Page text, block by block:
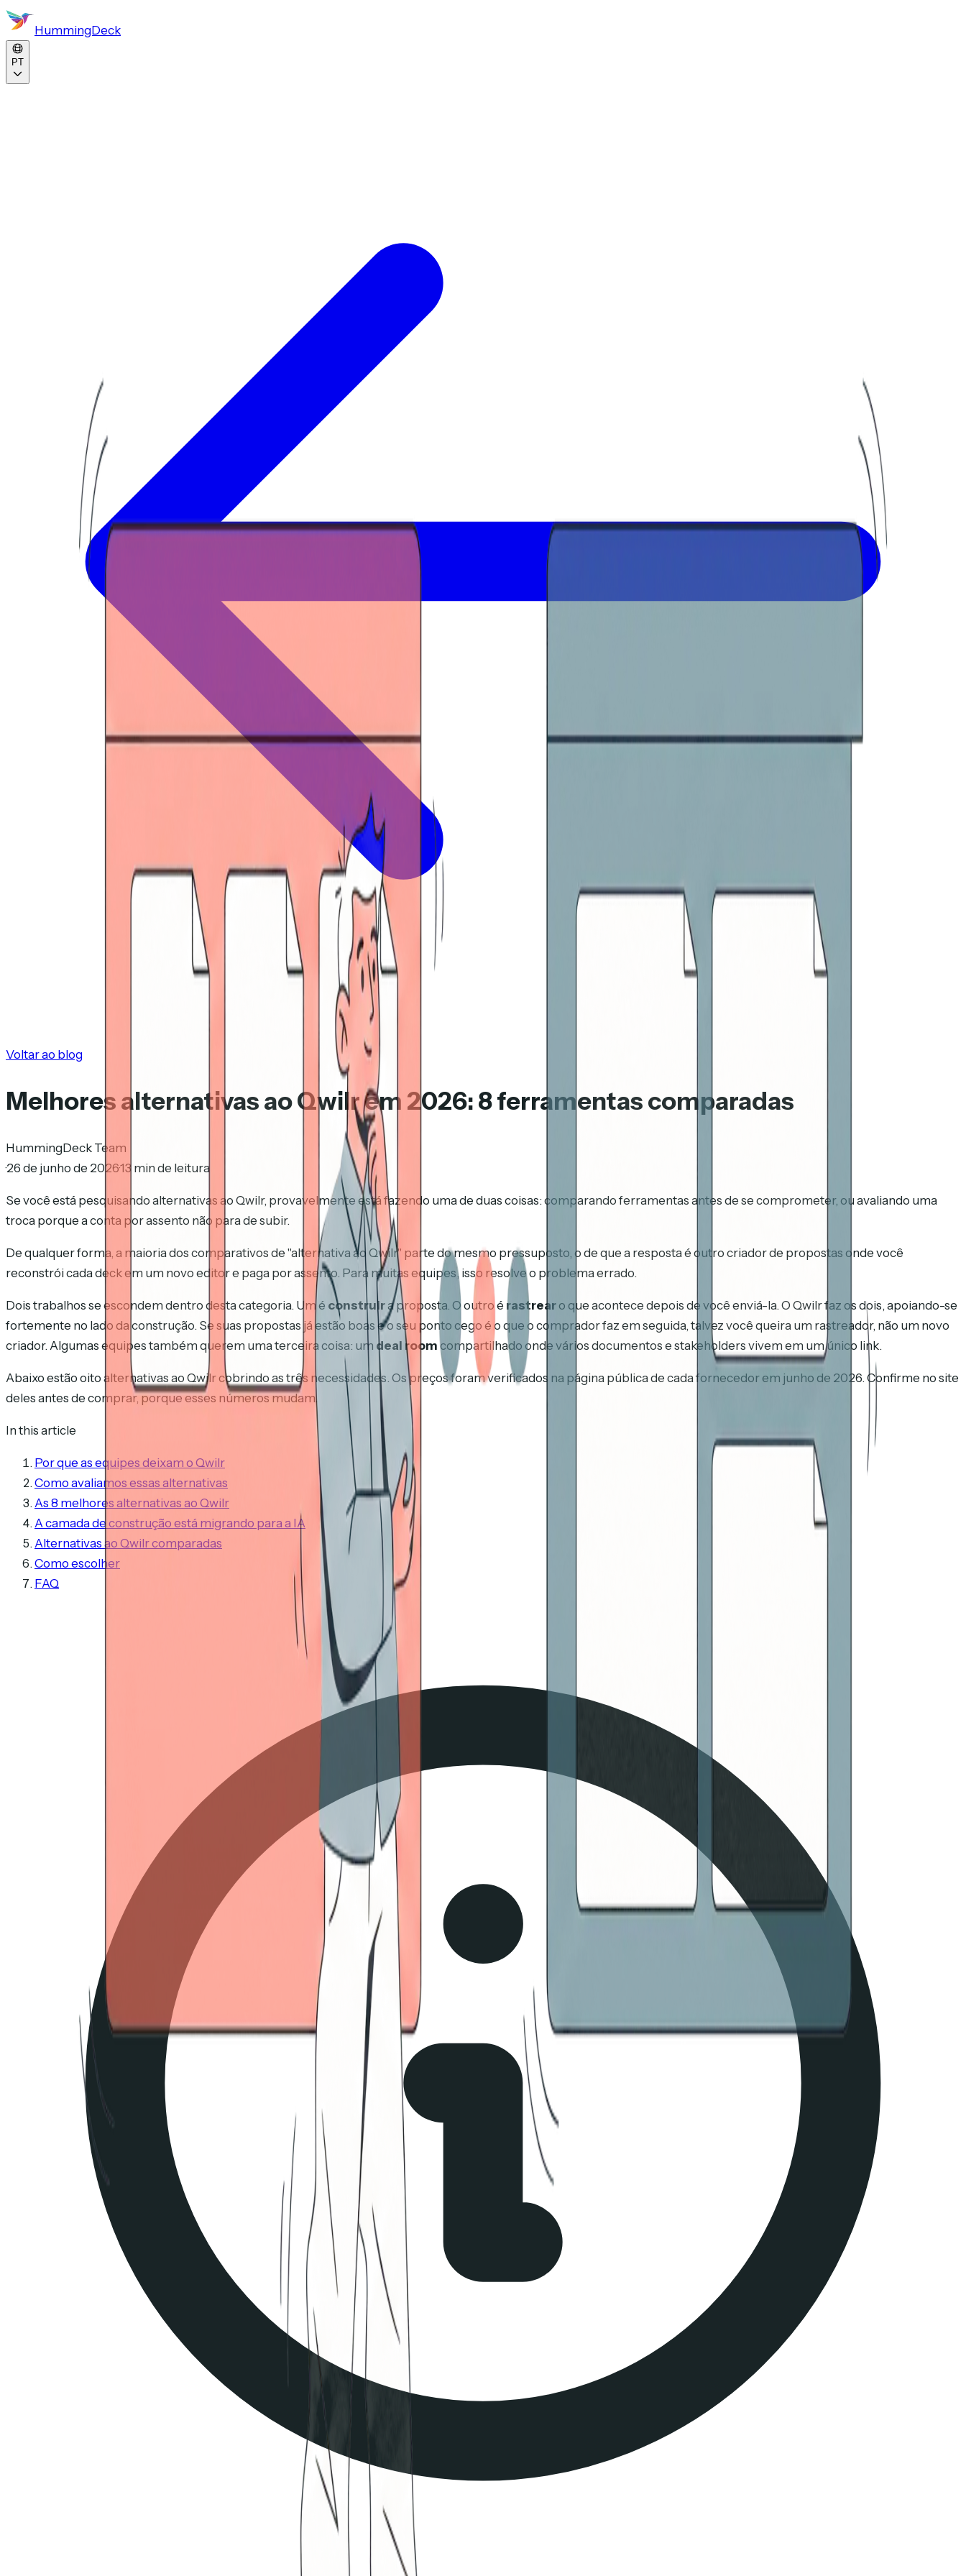
HummingDeck
PT
Voltar ao blog
Melhores alternativas ao Qwilr em 2026: 8 ferramentas comparadas
HummingDeck Team
·26 de junho de 2026·13 min de leitura
Se você está pesquisando alternativas ao Qwilr, provavelmente está fazendo uma de duas coisas: comparando ferramentas antes de se comprometer, ou avaliando uma
troca porque a conta por assento não para de subir.
De qualquer forma, a maioria dos comparativos de "alternativa ao Qwilr" parte do mesmo pressuposto, o de que a resposta é outro criador de propostas onde você
reconstrói cada deck em um novo editor e paga por assento. Para muitas equipes, isso resolve o problema errado.
Dois trabalhos se escondem dentro desta categoria. Um é construira proposta. O outro é rastrear o que acontece depois de você enviá-la. O Qwilr faz os dois, apoiando-se
fortemente no lado da construção. Se suas propostas já estão boas e o seu ponto cego é o que o comprador faz em seguida, talvez você queira um rastreador, não um novo
criador. Algumas equipes também querem uma terceira coisa: um deal roomcompartilhado onde vários documentos e stakeholders vivem em um único link.
Abaixo estão oito alternativas ao Qwilr cobrindo as três necessidades. Os preços foram verificados na página pública de cada fornecedor em junho de 2026. Confirme no site
deles antes de comprar, porque esses números mudam.
In this article
Por que as equipes deixam o Qwilr
Como avaliamos essas alternativas
As 8 melhores alternativas ao Qwilr
A camada de construção está migrando para a IA
Alternativas ao Qwilr comparadas
Como escolher
FAQ